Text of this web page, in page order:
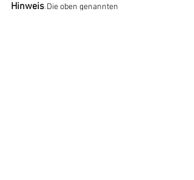
Hinweis: Die oben genannten